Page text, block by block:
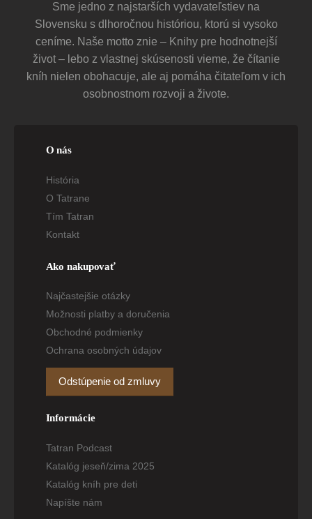
Sme jedno z najstarších vydavateľstiev na
Slovensku s dlhoročnou históriou, ktorú si vysoko
ceníme. Naše motto znie – Knihy pre hodnotnejší
život – lebo z vlastnej skúsenosti vieme, že čítanie
kníh nielen obohacuje, ale aj pomáha čitateľom v ich
osobnostnom rozvoji a živote.
O nás
História
O Tatrane
Tím Tatran
Kontakt
Ako nakupovať
Najčastejšie otázky
Možnosti platby a doručenia
Obchodné podmienky
Ochrana osobných údajov
Odstúpenie od zmluvy
Informácie
Tatran Podcast
Katalóg jeseň/zima 2025
Katalóg kníh pre deti
Napíšte nám